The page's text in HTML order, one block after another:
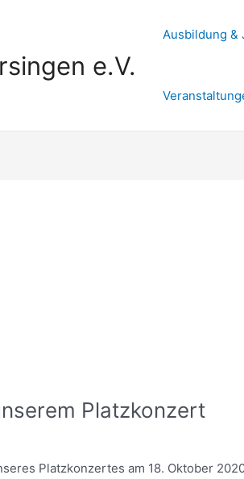
e.V.
Ausbildung &
Platzkonzert
Platzkonzertes am 18. Oktober